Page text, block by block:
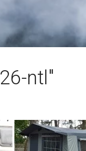
ntl"